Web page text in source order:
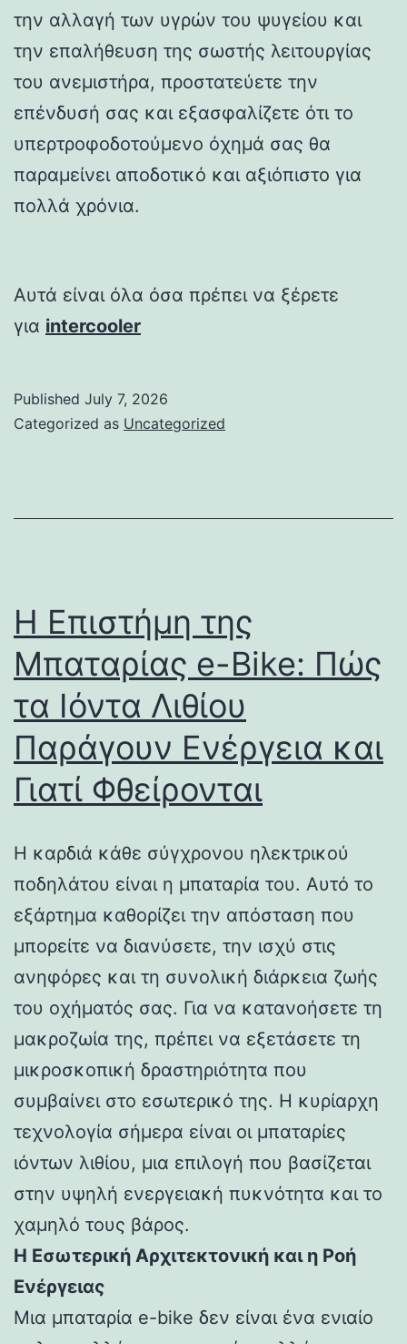
την αλλαγή των υγρών του ψυγείου και
την επαλήθευση της σωστής λειτουργίας
του ανεμιστήρα, προστατεύετε την
επένδυσή σας και εξασφαλίζετε ότι το
υπερτροφοδοτούμενο όχημά σας θα
παραμείνει αποδοτικό και αξιόπιστο για
πολλά χρόνια.
Αυτά είναι όλα όσα πρέπει να ξέρετε
για intercooler
Published July 7, 2026
Categorized as Uncategorized
Η Επιστήμη της
Μπαταρίας e-Bike: Πώς
τα Ιόντα Λιθίου
Παράγουν Ενέργεια και
Γιατί Φθείρονται
Η καρδιά κάθε σύγχρονου ηλεκτρικού
ποδηλάτου είναι η μπαταρία του. Αυτό το
εξάρτημα καθορίζει την απόσταση που
μπορείτε να διανύσετε, την ισχύ στις
ανηφόρες και τη συνολική διάρκεια ζωής
του οχήματός σας. Για να κατανοήσετε τη
μακροζωία της, πρέπει να εξετάσετε τη
μικροσκοπική δραστηριότητα που
συμβαίνει στο εσωτερικό της. Η κυρίαρχη
τεχνολογία σήμερα είναι οι μπαταρίες
ιόντων λιθίου, μια επιλογή που βασίζεται
στην υψηλή ενεργειακή πυκνότητα και το
χαμηλό τους βάρος.
Η Εσωτερική Αρχιτεκτονική και η Ροή
Ενέργειας
Μια μπαταρία e-bike δεν είναι ένα ενιαίο